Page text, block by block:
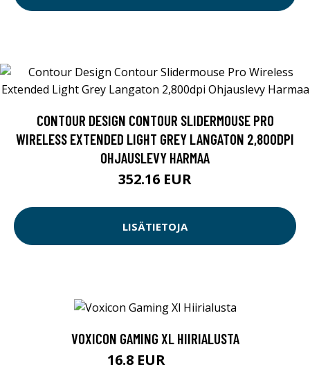
CONTOUR DESIGN CONTOUR SLIDERMOUSE PRO
WIRELESS EXTENDED LIGHT GREY LANGATON 2,800DPI
OHJAUSLEVY HARMAA
352.16 EUR
LISÄTIETOJA
VOXICON GAMING XL HIIRIALUSTA
16.8 EUR